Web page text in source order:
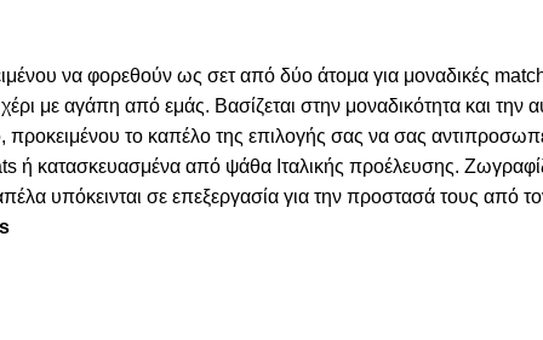
να φορεθούν ως σετ από δύο άτομα για μοναδικές
με αγάπη από εμάς. Βασίζεται στην μοναδικότητα και την
προκειμένου το καπέλο της επιλογής σας να σας
ή κατασκευασμένα από ψάθα Ιταλικής προέλευσης.
υπόκεινται σε επεξεργασία για την προστασά τους από τον